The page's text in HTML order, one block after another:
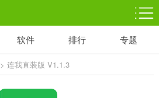
休闲益智
1万+款游戏
体育竞技
5百+款游戏
赛车竞速
软件 排行 专题
> 连我直装版 V1.1.3